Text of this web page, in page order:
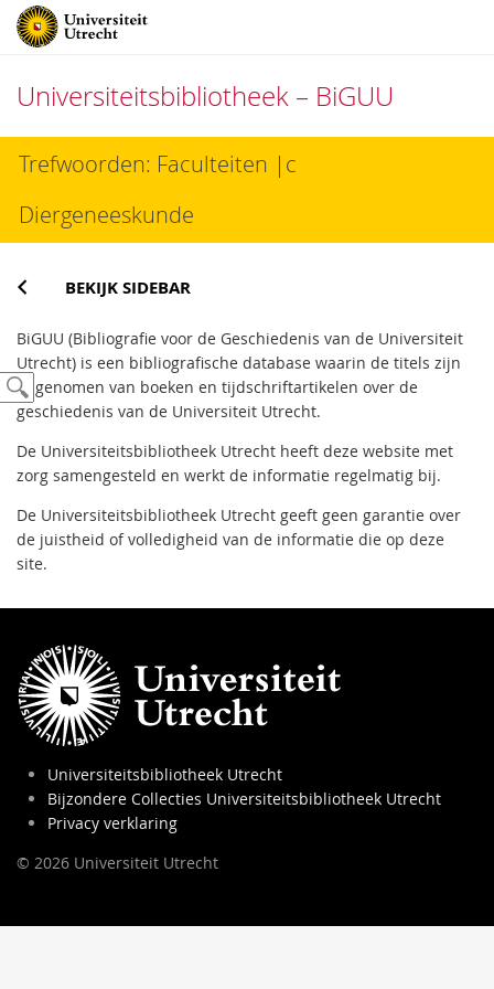
Universiteitsbibliotheek – BiGUU
naar
inhoud
Trefwoorden: Faculteiten |c
Diergeneeskunde
BEKIJK SIDEBAR
BiGUU (Bibliografie voor de Geschiedenis van de Universiteit
Utrecht) is een bibliografische database waarin de titels zijn
opgenomen van boeken en tijdschriftartikelen over de
geschiedenis van de Universiteit Utrecht.
De Universiteitsbibliotheek Utrecht heeft deze website met
zorg samengesteld en werkt de informatie regelmatig bij.
De Universiteitsbibliotheek Utrecht geeft geen garantie over
de juistheid of volledigheid van de informatie die op deze
site.
Universiteitsbibliotheek Utrecht
Bijzondere Collecties Universiteitsbibliotheek Utrecht
Privacy verklaring
© 2026 Universiteit Utrecht